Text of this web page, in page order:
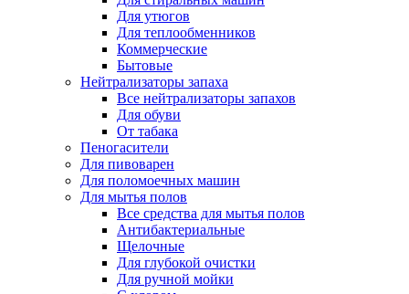
Для утюгов
Для теплообменников
Коммерческие
Бытовые
Нейтрализаторы запаха
Все нейтрализаторы запахов
Для обуви
От табака
Пеногасители
Для пивоварен
Для поломоечных машин
Для мытья полов
Все средства для мытья полов
Антибактериальные
Щелочные
Для глубокой очистки
Для ручной мойки